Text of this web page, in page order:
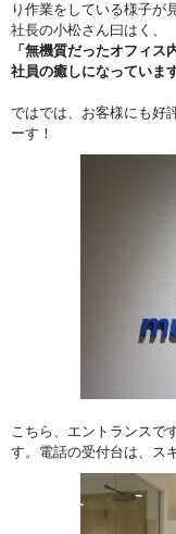
り作業をしている様子が
社長の小松さん曰はく、
「無機質だったオフィス
社員の癒しになっていま
ではでは、お客様にも好
ーす！
こちら、エントランスで
す。電話の受付台は、ス